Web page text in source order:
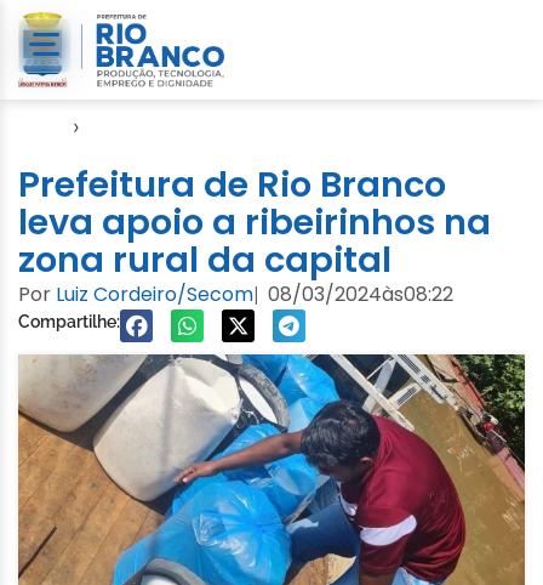
›
Prefeitura de Rio Branco
leva apoio a ribeirinhos na
zona rural da capital
Por Luiz Cordeiro/Secom| 08/03/2024às08:22
Compartilhe: